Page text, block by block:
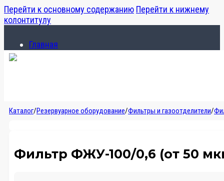
Перейти к основному содержанию Перейти к нижнему
колонтитулу
Главная
Каталог
Каталог/Резервуарное оборудование/Фильтры и газоотделители/
Фильтр ФЖУ-100/0,6 (от 50